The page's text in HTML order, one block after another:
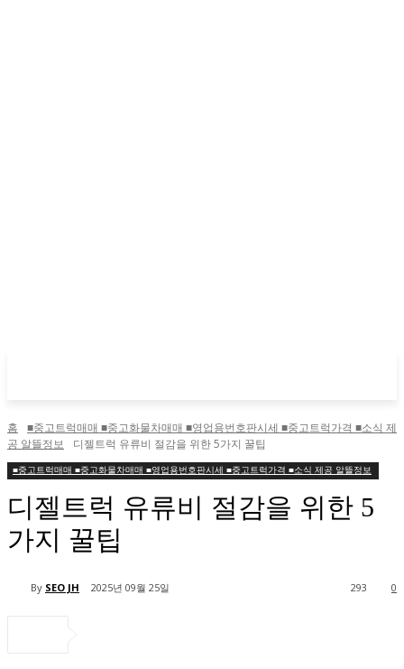
홈
■중고트럭매매 ■중고화물차매매 ■영업용번호판시세 ■중고트럭가격 ■소식 제
공 알뜰정보
디젤트럭 유류비 절감을 위한 5가지 꿀팁
■중고트럭매매 ■중고화물차매매 ■영업용번호판시세 ■중고트럭가격 ■소식 제공 알뜰정보
디젤트럭 유류비 절감을 위한 5
가지 꿀팁
By SEO JH 2025년 09월 25일 0
293